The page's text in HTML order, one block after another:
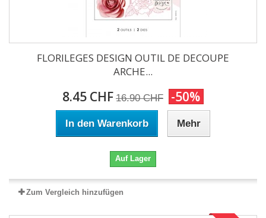
FLORILEGES DESIGN OUTIL DE DECOUPE
ARCHE...
8.45 CHF 16.90 CHF -50%
In den Warenkorb Mehr
Auf Lager
Zum Vergleich hinzufügen